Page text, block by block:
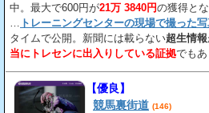
中。最大で600円が21万 3840円の獲得とな
… トレーニングセンターの現場で撮った
タイムで公開。新聞には載らない超生情報
当にトレセンに出入りしている証拠でもあ
【優良】
競馬裏街道 (146)